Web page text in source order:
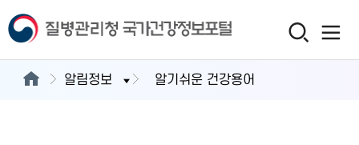
알림정보 알기쉬운 건강용어